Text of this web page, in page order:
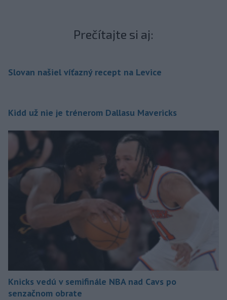
Prečítajte si aj:
Slovan našiel víťazný recept na Levice
Kidd už nie je trénerom Dallasu Mavericks
Knicks vedú v semifinále NBA nad Cavs po
senzačnom obrate